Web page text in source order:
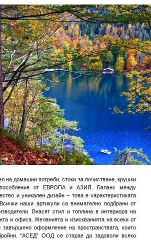
на домашни потреби, стоки за почистване, крушки
от ЕВРОПА и АЗИЯ. Баланс между
и уникален дизайн – това е характеристиката
наши артикули са внимателно подбрани от
Внасят стил и топлина в интериора на
и офиса. Желанията и изискванията на всеки от
оформление на пространствата, които
“АСЕД” ООД се старае да задоволи всяко